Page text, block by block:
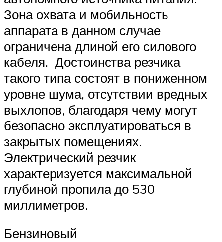
Зона охвата и мобильность
аппарата в данном случае
ограничена длиной его силового
кабеля. Достоинства резчика
такого типа состоят в пониженном
уровне шума, отсутствии вредных
выхлопов, благодаря чему могут
безопасно эксплуатироваться в
закрытых помещениях.
Электрический резчик
характеризуется максимальной
глубиной пропила до 530
миллиметров.
Бензиновый